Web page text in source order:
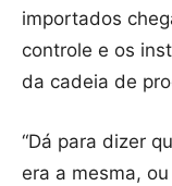
importados
controle e os
da cadeia de
“Dá para dizer
era a mesma,